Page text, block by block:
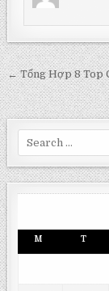
Post
← Tổng Hợp 8 Top
M T